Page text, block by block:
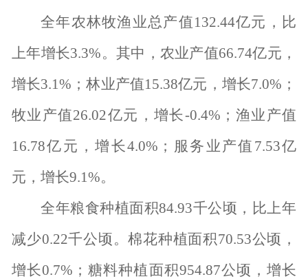
全年农林牧渔业总产值132.44亿元，比
上年增长3.3%。其中，农业产值66.74亿元，
增长3.1% ；林业产值15.38亿元，增长7.0% ；
牧业产值26.02亿元，增长-0.4% ；渔业产值
16.78亿元，增长4.0% ；服务业产值 7.53亿
元，增长9.1%。
全年粮食种植面积84.93千公顷，比上年
减少0.22千公顷。棉花种植面积70.53公顷，
增长0.7% ；糖料种植面积954.87公顷，增长